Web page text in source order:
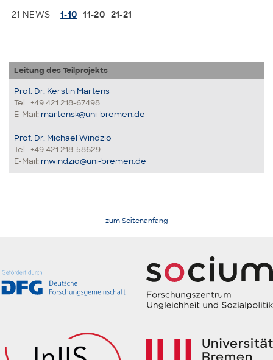
21 NEWS 1-10 11-20 21-21
Leitung des Teilprojekts
Prof. Dr. Kerstin Martens
Tel.: +49 421 218-67498
E-Mail: martensk@uni-bremen.de
Prof. Dr. Michael Windzio
Tel.: +49 421 218-58629
E-Mail: mwindzio@uni-bremen.de
zum Seitenanfang